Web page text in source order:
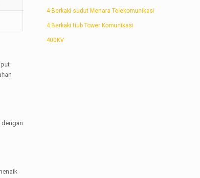
4 Berkaki sudut Menara Telekomunikasi
4 Berkaki tiub Tower Komunikasi
400KV